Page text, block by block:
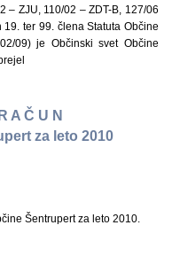
– ZJU, 110/02 – ZDT-B, 127/06
ter 99. člena Statuta Občine
09) je Občinski svet Občine
A Č U N
za leto 2010
Šentrupert za leto 2010.